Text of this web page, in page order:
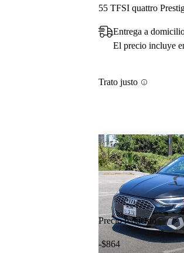
55 TFSI quattro
Entrega a
El precio incluye
Trato justo
Precio reducido
-$864